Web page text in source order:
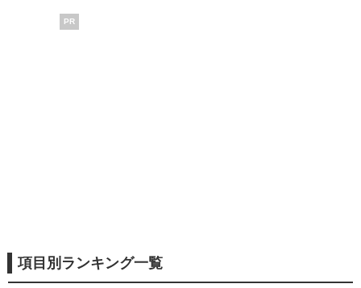
PR
項目別ランキング一覧